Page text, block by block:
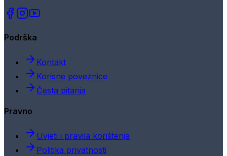
Podrška
Kontakt
Korisne poveznice
Česta pitanja
Pravno
Uvjeti i pravila korištenja
Politika privatnosti